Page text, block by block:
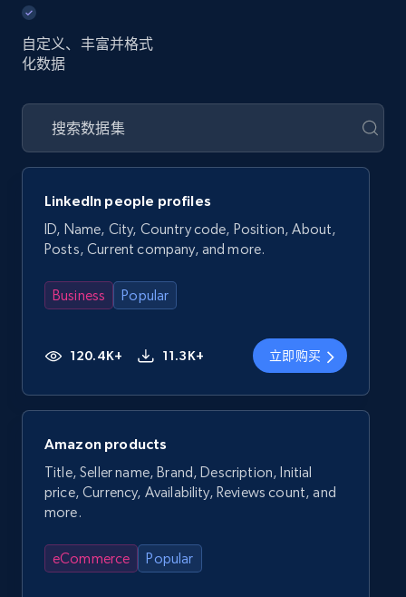
自定义、丰富并格式
化数据
LinkedIn people profiles
ID, Name, City, Country code, Position, About,
Posts, Current company, and more.
Business Popular
120.4K+ 11.3K+ 立即购买
Amazon products
Title, Seller name, Brand, Description, Initial
price, Currency, Availability, Reviews count, and
more.
eCommerce Popular